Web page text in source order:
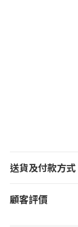
送貨及付款方式
顧客評價